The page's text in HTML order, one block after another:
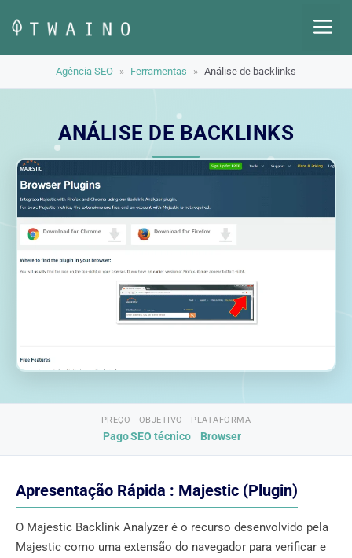
para
o
Agência SEO » Ferramentas » Análise de backlinks
ANÁLISE DE BACKLINKS
PREÇO
Pago
OBJETIVO
SEO técnico
PLATAFORMA
Browser
Apresentação Rápida : Majestic (Plugin)
O Majestic Backlink Analyzer é o recurso desenvolvido pela
Majestic como uma extensão do navegador para verificar e